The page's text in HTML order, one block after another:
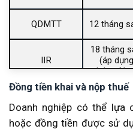
QDMTT 12 tháng
IIR
18 tháng
(áp
tháng
Đồng tiền khai và nộp thuế
Doanh nghiệp có thể lựa
hoặc đồng tiền được sử